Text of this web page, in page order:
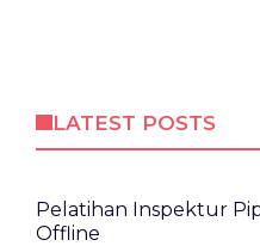
LATEST POSTS
Pelatihan Inspektur
Offline